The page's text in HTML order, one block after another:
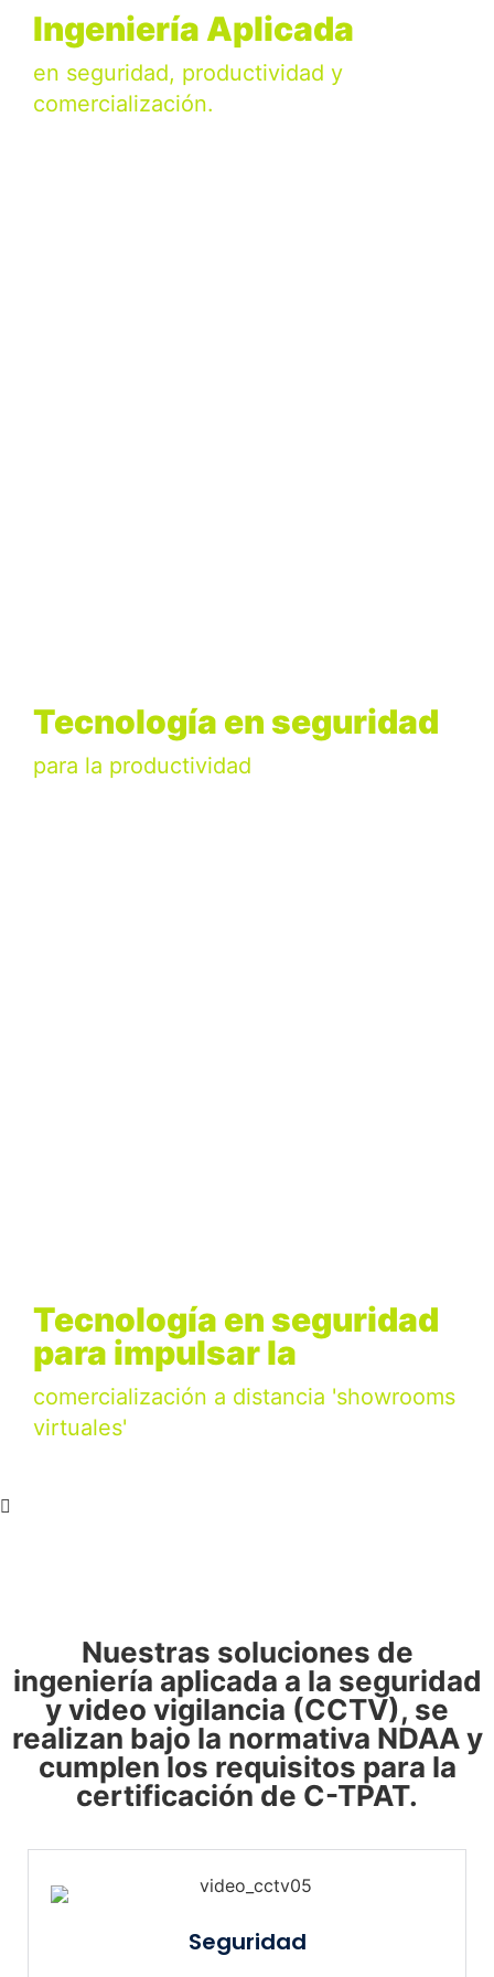
Ingeniería Aplicada
en seguridad, productividad y
comercialización.
Tecnología en seguridad
para la productividad
Tecnología en seguridad
para impulsar la
comercialización a distancia 'showrooms
virtuales'
Nuestras soluciones de
ingeniería aplicada a la seguridad
y video vigilancia (CCTV), se
realizan bajo la normativa NDAA y
cumplen los requisitos para la
certificación de C-TPAT.
Seguridad